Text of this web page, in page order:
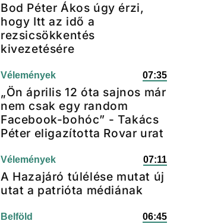
Bod Péter Ákos úgy érzi,
hogy Itt az idő a
rezsicsökkentés
kivezetésére
Vélemények 07:35
„Ön április 12 óta sajnos már
nem csak egy random
Facebook-bohóc” - Takács
Péter eligazította Rovar urat
Vélemények 07:11
A Hazajáró túlélése mutat új
utat a patrióta médiának
Belföld 06:45